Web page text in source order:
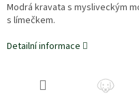
Modrá kravata s mysliveckým
s límečkem.
Detailní informace